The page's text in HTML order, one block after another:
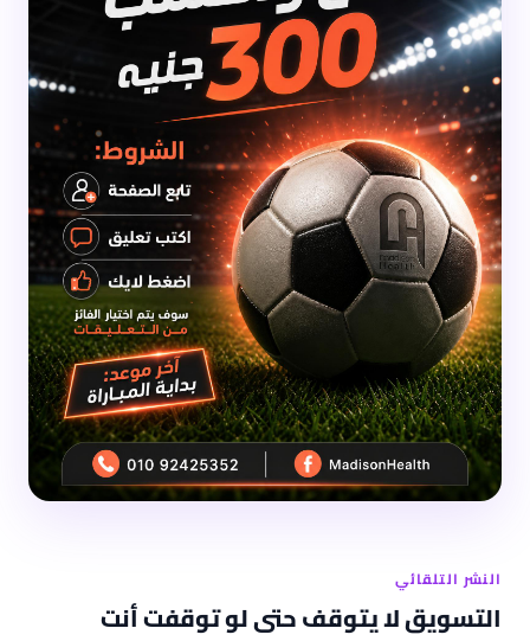
النشر التلقائي
التسويق لا يتوقف حتى لو توقفت أنت